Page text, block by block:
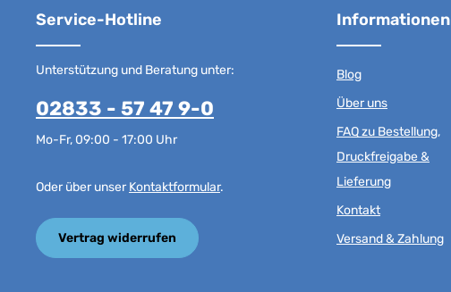
Service-Hotline
Unterstützung und Beratung unter:
02833 - 57 47 9-0
Mo-Fr, 09:00 - 17:00 Uhr
Oder über unserKontaktformular.
Vertrag widerrufen
Informationen
Blog
Über uns
FAQ zu Bestellung,
Druckfreigabe &
Lieferung
Kontakt
Versand & Zahlung